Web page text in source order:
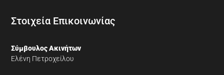
Στοιχεία Επικοινωνίας
Σύμβουλος Ακινήτων
Ελένη Πετροχείλου